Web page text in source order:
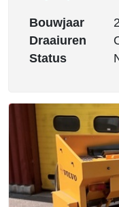
Bouwjaar
Draaiuren
Status